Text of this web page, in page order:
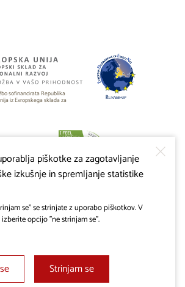
sofinancirata Republika
iz Evropskega sklada za
Vse pravice pridržane.
piškotke za zagotavljanje
izkušnje in spremljanje statistike
se" se strinjate z uporabo piškotkov. V
opcijo "ne strinjam se".
Strinjam se